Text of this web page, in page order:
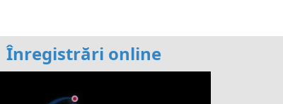
Înregistrări online